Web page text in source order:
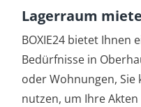
Lagerraum
BOXIE24 bietet Ihnen
Bedürfnisse in
oder Wohnungen, Sie
nutzen, um Ihre